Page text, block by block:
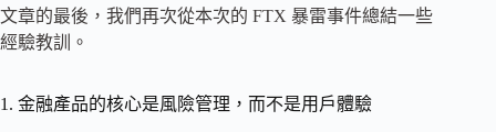
文章的最後，我們再次從本次的 FTX 暴雷事件總結一些
經驗教訓。
1. 金融產品的核心是風險管理，而不是用戶體驗